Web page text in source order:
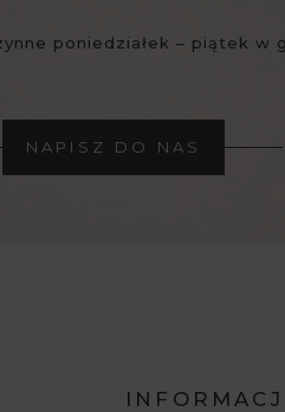
poniedziałek – piątek w
NAPISZ DO NAS